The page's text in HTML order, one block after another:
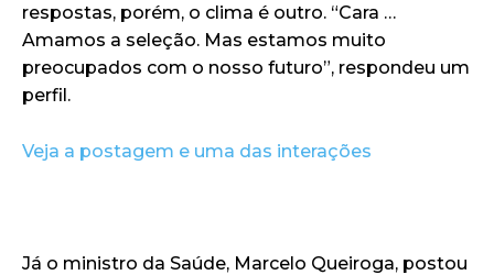
respostas, porém, o clima é outro. “Cara …
Amamos a seleção. Mas estamos muito
preocupados com o nosso futuro”, respondeu um
perfil.
Veja a postagem e uma das interações
Já o ministro da Saúde, Marcelo Queiroga, postou